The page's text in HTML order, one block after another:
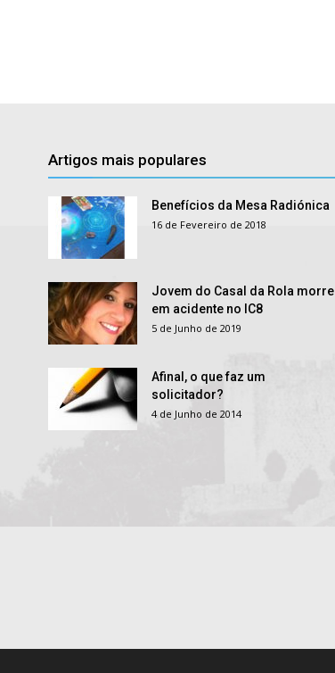
Artigos mais populares
Benefícios da Mesa Radiónica
16 de Fevereiro de 2018
Jovem do Casal da Rola morre
em acidente no IC8
5 de Junho de 2019
Afinal, o que faz um
solicitador?
4 de Junho de 2014